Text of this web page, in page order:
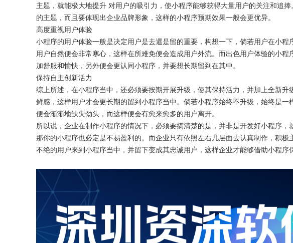
主题，就能极大地提升 对用户的吸引力，使小程序能够获得大量用户的关注和追
的主题，而且要体现出企业品牌形象，这样的小程序预期效果一般会更优异。
高度重视用户体验
小程序的用户体验一般是决定用户是去還是留的重要，构想一下，倘若用户在小程
用户自然便会非常寒心，这样在所难免便会造成用户外流。而出色用户体验的小
加舒服和愉快，另外便会更认同小程序，并要想长期留到在其中。
保持自主创新活力
综上所述，在小程序当中，还必须要按期开展升级，使其保持活力，并加上全新
鲜感，这样用户才会更长期的留到小程序当中。倘若小程序始终不升级，始终是一
便会渐渐地缺失劲头，而这样便会有愈来愈多的用户离开。
所以说，企业在制作小程序的情况下，必须要搞清楚的是，并非是开发好小程序，
那你的小程序也必定是不易盈利的。而企业只有依照左右几层面去认真制作，积
不绝的用户来到小程序当中，并留下变成其忠诚用户，这样企业才能够借助小程序